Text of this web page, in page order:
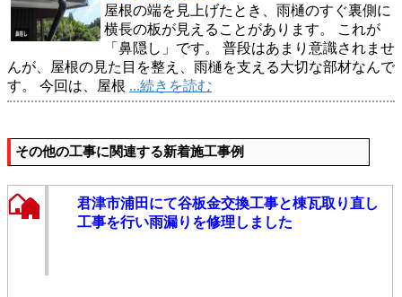
屋根の端を見上げたとき、雨樋のすぐ裏側に
横長の板が見えることがあります。 これが
「鼻隠し」です。 普段はあまり意識されませ
んが、屋根の見た目を整え、雨樋を支える大切な部材なんで
す。 今回は、屋根 ...続きを読む
その他の工事に関連する新着施工事例
君津市浦田にて谷板金交換工事と棟瓦取り直し
工事を行い雨漏りを修理しました